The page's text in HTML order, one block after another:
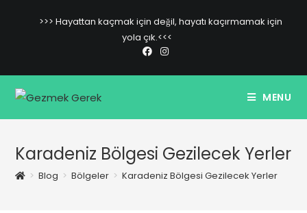
>>> Hayattan kaçmak için değil, hayatı kaçırmamak için
yola çık.<<<
MENU
Karadeniz Bölgesi Gezilecek Yerler
> Blog > Bölgeler > Karadeniz Bölgesi Gezilecek Yerler